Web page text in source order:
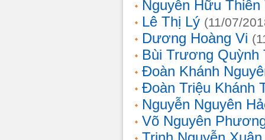
Nguyễn Hữu Thiên
Lê Thị Lý (11/07/
Dương Hoàng Vi
Bùi Trương Quỳnh
Đoàn Khánh
Đoàn Triệu Khánh
Nguyễn Nguyên
Võ Nguyên